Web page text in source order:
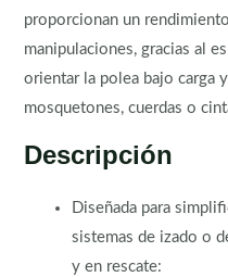
proporcionan un
manipulaciones, gracias al
orientar la polea bajo carga
mosquetones, cuerdas o
Descripción
Diseñada para
sistemas de izado o
y en rescate: